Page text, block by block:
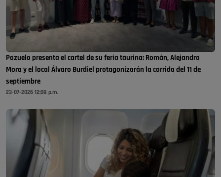
Pozuelo presenta el cartel de su feria taurina: Román, Alejandro
Mora y el local Álvaro Burdiel protagonizarán la corrida del 11 de
septiembre
23-07-2026 12:08 p.m.